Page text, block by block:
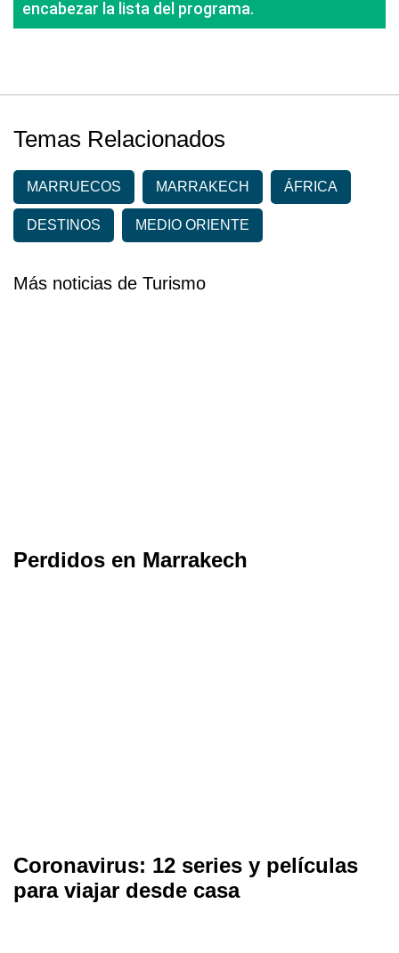
encabezar la lista del programa.
Temas Relacionados
MARRUECOS MARRAKECH ÁFRICA
DESTINOS MEDIO ORIENTE
Más noticias de Turismo
Perdidos en Marrakech
Coronavirus: 12 series y películas
para viajar desde casa